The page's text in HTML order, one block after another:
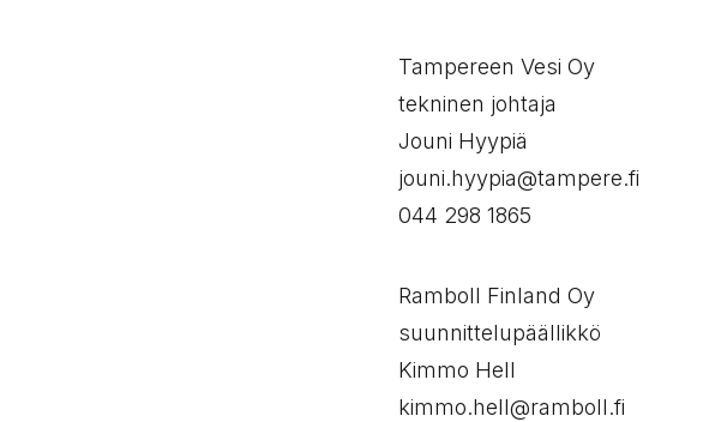
Tampereen Vesi Oy
tekninen johtaja
Jouni Hyypiä
jouni.hyypia@tampere.fi
044 298 1865
Ramboll Finland Oy
suunnittelupäällikkö
Kimmo Hell
kimmo.hell@ramboll.fi